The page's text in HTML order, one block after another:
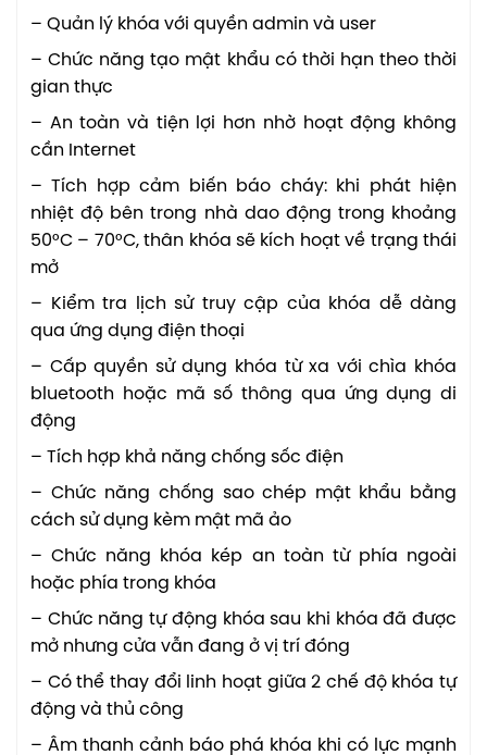
– Quản lý khóa với quyền admin và user
– Chức năng tạo mật khẩu có thời hạn theo thời
gian thực
– An toàn và tiện lợi hơn nhờ hoạt động không
cần Internet
– Tích hợp cảm biến báo cháy: khi phát hiện
nhiệt độ bên trong nhà dao động trong khoảng
50°C – 70°C, thân khóa sẽ kích hoạt về trạng thái
mở
– Kiểm tra lịch sử truy cập của khóa dễ dàng
qua ứng dụng điện thoại
– Cấp quyền sử dụng khóa từ xa với chìa khóa
bluetooth hoặc mã số thông qua ứng dụng di
động
– Tích hợp khả năng chống sốc điện
– Chức năng chống sao chép mật khẩu bằng
cách sử dụng kèm mật mã ảo
– Chức năng khóa kép an toàn từ phía ngoài
hoặc phía trong khóa
– Chức năng tự động khóa sau khi khóa đã được
mở nhưng cửa vẫn đang ở vị trí đóng
– Có thể thay đổi linh hoạt giữa 2 chế độ khóa tự
động và thủ công
– Âm thanh cảnh báo phá khóa khi có lực mạnh